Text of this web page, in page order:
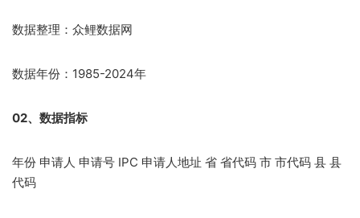
数据整理：众鲤数据网
数据年份：1985-2024年
02、数据指标
年份 申请人 申请号 IPC 申请人地址 省 省代码 市 市代码 县 县
代码